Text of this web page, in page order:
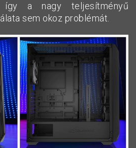
így a nagy teljesítményű
sem okoz problémát.